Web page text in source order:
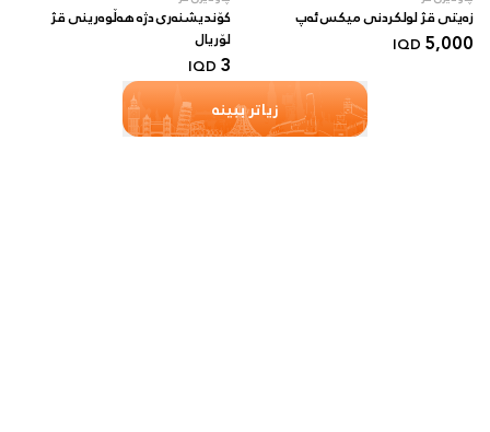
زەیتی قژ لولکردنی میکس ئەپ
5,000
IQD
کۆندیشنەری دژە هەڵوەرینی قژ
لۆریال
3
IQD
زیاتر ببینە